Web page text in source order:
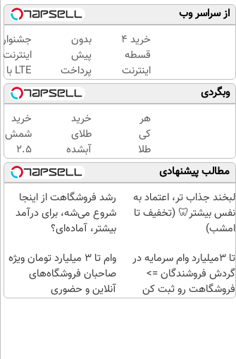
از سراسر وب
خرید 4
قسطه
اینترنت
پیشگامان
☎️ بدون
نیاز به
تلفن
بدون
پیش
پرداخت
در 4
قسط ✅
اینترنت
LTE
پیشگامان
+ سیم
کارت
رایگان
اینترنت
LTE با
سیم
کارت
رایگان
🌟
4
قسطه
اسنپ
پی
وبگردی
هر
کی
طلا
داره،
غم
نداره!
😊💎
چند
کلیک)
خرید
طلای
آبشده
حتی با
۱۰۰هزارتومان
خرید
شمش
2.5
گرمی
از
طلاسی
😍
مطالب پیشنهادی
لبخند جذاب تر، اعتماد به
نفس بیشتر🦷 (تخفیف تا
امشب)
رشد فروشگاهت از اینجا
شروع می‌شه، برای درآمد
بیشتر، آماده‌ای؟
تا 3میلیارد وام سرمایه در
گردش فروشندگان =>
فروشگاهت رو ثبت کن
وام تا ۳ میلیارد تومان ویژه
صاحبان فروشگاه‌های
آنلاین و حضوری